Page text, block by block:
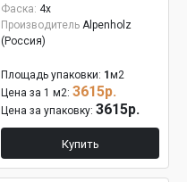
Фаска: 4x
Производитель Alpenholz
(Россия)
Площадь упаковки: 1 м2
Цена за 1 м2: 3615р.
Цена за упаковку: 3615р.
Купить